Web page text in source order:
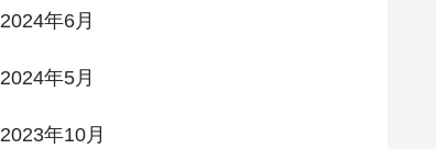
2024年6月
2024年5月
2023年10月